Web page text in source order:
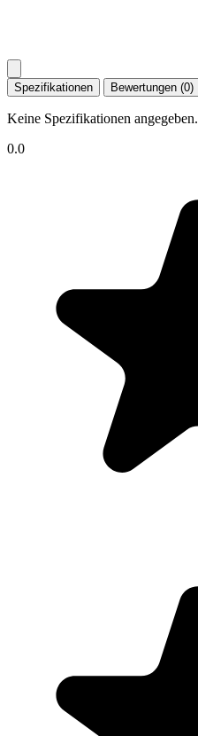
Spezifikationen Bewertungen (0)
Keine Spezifikationen angegeben.
0.0